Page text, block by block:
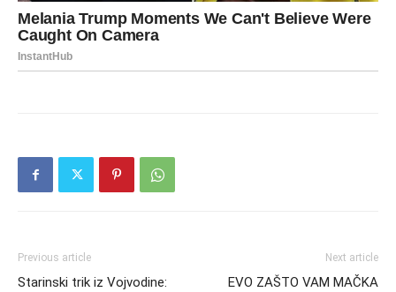
Previous article
Starinski trik iz Vojvodine:
Next article
EVO ZAŠTO VAM MAČKA